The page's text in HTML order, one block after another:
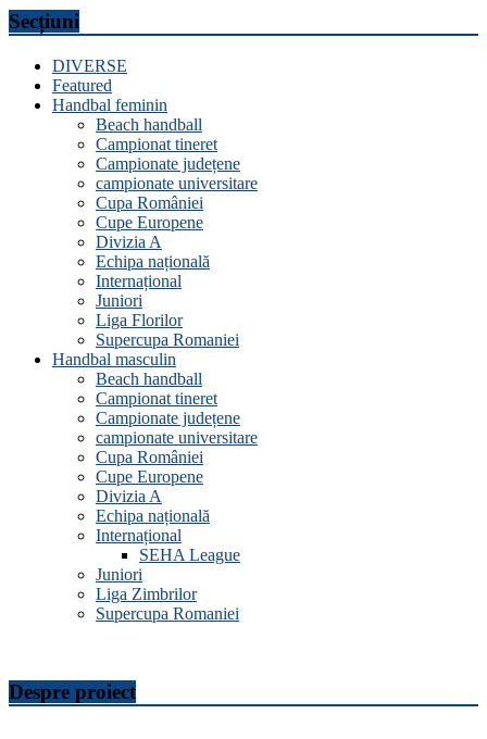
Secțiuni
DIVERSE
Featured
Handbal feminin
Beach handball
Campionat tineret
Campionate județene
campionate universitare
Cupa României
Cupe Europene
Divizia A
Echipa națională
Internațional
Juniori
Liga Florilor
Supercupa Romaniei
Handbal masculin
Beach handball
Campionat tineret
Campionate județene
campionate universitare
Cupa României
Cupe Europene
Divizia A
Echipa națională
Internațional
SEHA League
Juniori
Liga Zimbrilor
Supercupa Romaniei
Despre proiect